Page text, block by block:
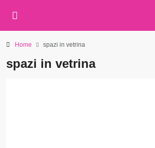
Home spazi in vetrina
spazi in vetrina